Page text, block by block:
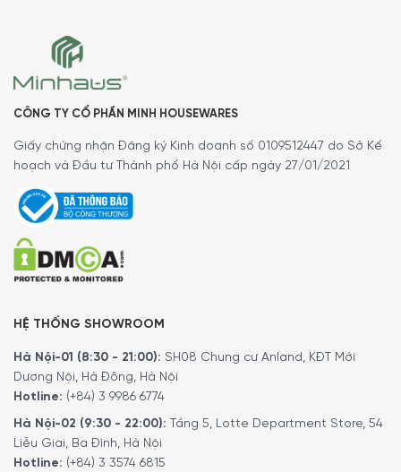
Vận hành cực kỳ yên tĩnh và tiết kiệm năng
Bạn có thể chọn tùy chọn “Cực kỳ yên tĩnh” trong nhiều
chương trình. Sau đó, thiết bị giặt theo nhịp giặt đặc biệt
vắt”. Khi đó, máy giặt Miele của bạn sẽ hoạt động êm ái
hơn nữa. Điều này hữu ích nếu bạn giặt qua đêm hoặc để
CÔNG TY CỔ PHẦN MINH HOUSEWARES
Giấy chứng nhận Đăng ký Kinh doanh số 0109512447 do Sở Kế
hoạch và Đầu tư Thành phố Hà Nội cấp ngày 27/01/2021
HỆ THỐNG SHOWROOM
Hà Nội-01 (8:30 - 21:00): SH08 Chung cư Anland, KĐT Mới
Dương Nội, Hà Đông, Hà Nội
Hotline: (+84) 3 9986 6774
Hà Nội-02 (9:30 - 22:00): Tầng 5, Lotte Department Store, 54
Liễu Giai, Ba Đình, Hà Nội
Hotline: (+84) 3 3574 6815